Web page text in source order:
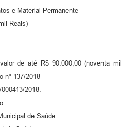
e Material Permanente
Reais)
de até R$ 90.000,00 (noventa mil
nº 137/2018 -
2018.
de Saúde